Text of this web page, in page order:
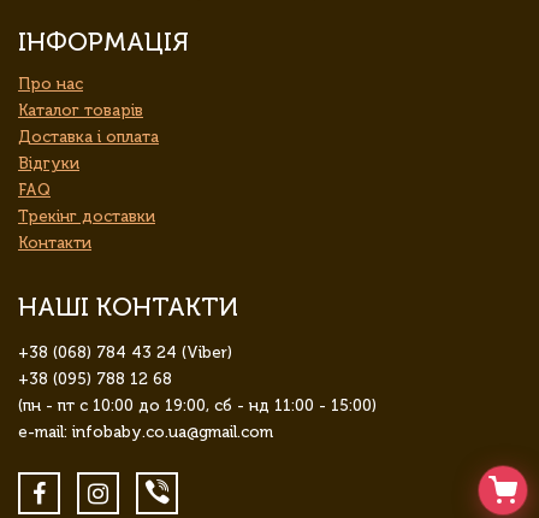
ІНФОРМАЦІЯ
Про нас
Каталог товарів
Доставка і оплата
Відгуки
FAQ
Трекінг доставки
Контакти
НАШІ КОНТАКТИ
+38 (068) 784 43 24 (Viber)
+38 (095) 788 12 68
(пн - пт с 10:00 до 19:00, сб - нд 11:00 - 15:00)
e-mail: infobaby.co.ua@gmail.com